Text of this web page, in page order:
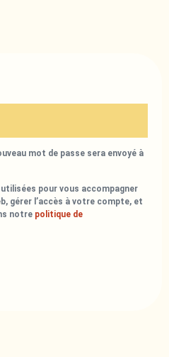
mot de passe sera envoyé à
pour vous accompagner
gérer l’accès à votre compte, et
notre politique de